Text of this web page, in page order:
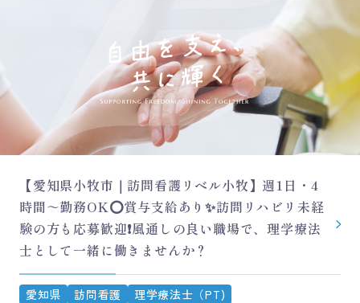
【愛知県小牧市｜訪問看護リベル小牧】週1日・4
時間～勤務OK⭕賞与支給あり✨訪問リハビリ未経
験の方も応募歓迎❗風通しの良い職場で、理学療法
士として一緒に働きませんか？
愛知県 訪問看護 理学療法士（PT)